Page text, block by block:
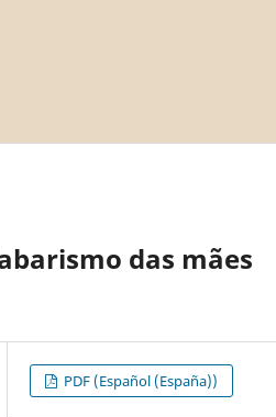
das mães
PDF (Español (España))